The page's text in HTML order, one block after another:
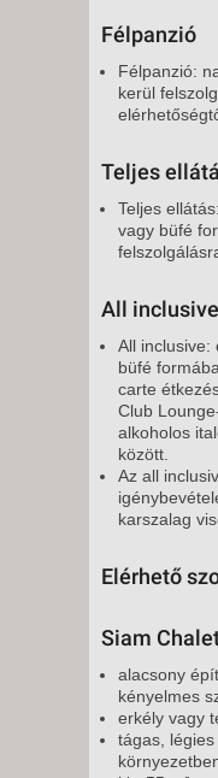
Félpanzió
Félpanzió:
kerül
Teljes
Teljes
vagy büfé
All inclusive
All inclusive:
büfé
carte
Club
alkoholos
között.
Az all
karszalag
Elérhető
Siam
alacsony
kényelmes
erkély vagy
tágas,